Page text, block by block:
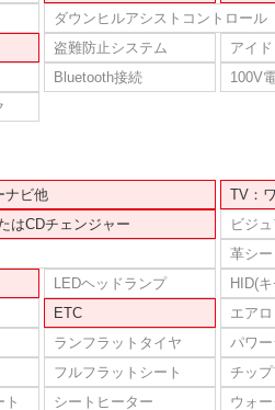
ダウンヒルアシストコントロール
盗難防止システム アイ
Bluetooth接続 100V
ナビ他
TV：
はCDチェンジャー
ビジ
革シー
LEDヘッドランプ HID(
ETC エアロ
ランフラットタイヤ パワー
フルフラットシート チップ
ト
シートヒーター ウォ